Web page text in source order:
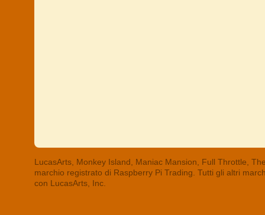
LucasArts, Monkey Island, Maniac Mansion, Full Throttle,
marchio registrato di Raspberry Pi Trading. Tutti gli altri
con LucasArts, Inc.